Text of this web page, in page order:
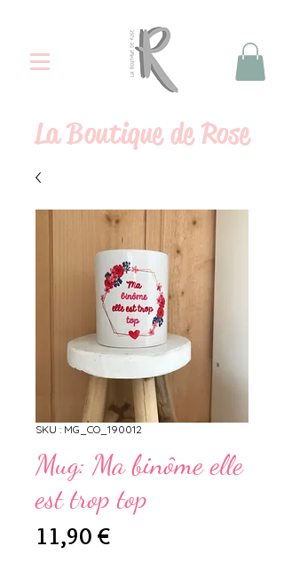
LaBoutique de Rose
SKU : MG_CO_190012
Mug: Ma binôme elle
est trop top
11,90 €Prix